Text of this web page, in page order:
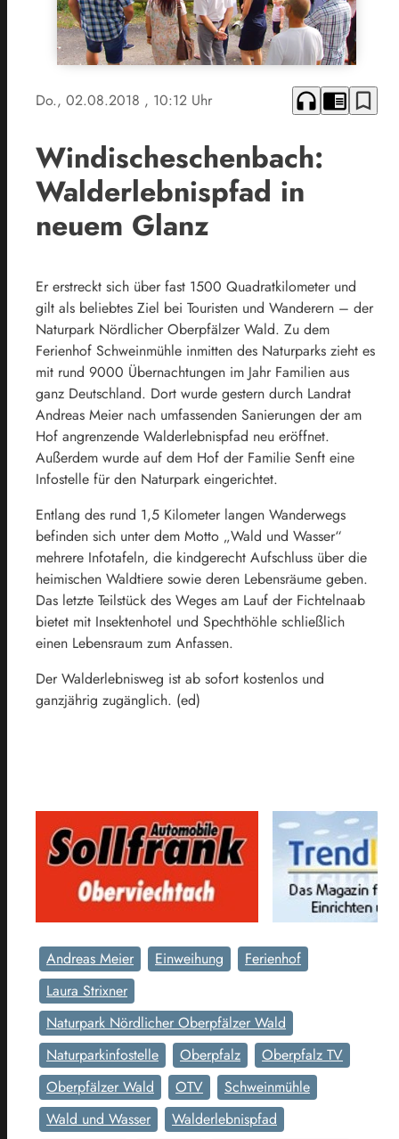
Do., 02.08.2018 , 10:12 Uhr headphones chrome_reader_mode bookmark_border
Windischeschenbach:
Walderlebnispfad in
neuem Glanz
Er erstreckt sich über fast 1500 Quadratkilometer und
gilt als beliebtes Ziel bei Touristen und Wanderern – der
Naturpark Nördlicher Oberpfälzer Wald. Zu dem
Ferienhof Schweinmühle inmitten des Naturparks zieht es
mit rund 9000 Übernachtungen im Jahr Familien aus
ganz Deutschland. Dort wurde gestern durch Landrat
Andreas Meier nach umfassenden Sanierungen der am
Hof angrenzende Walderlebnispfad neu eröffnet.
Außerdem wurde auf dem Hof der Familie Senft eine
Infostelle für den Naturpark eingerichtet.
Entlang des rund 1,5 Kilometer langen Wanderwegs
befinden sich unter dem Motto „Wald und Wasser“
mehrere Infotafeln, die kindgerecht Aufschluss über die
heimischen Waldtiere sowie deren Lebensräume geben.
Das letzte Teilstück des Weges am Lauf der Fichtelnaab
bietet mit Insektenhotel und Spechthöhle schließlich
einen Lebensraum zum Anfassen.
Der Walderlebnisweg ist ab sofort kostenlos und
ganzjährig zugänglich. (ed)
Andreas Meier Einweihung
Ferienhof
Laura Strixner
Naturpark Nördlicher Oberpfälzer Wald
Naturparkinfostelle
Oberpfalz
Oberpfalz TV
Oberpfälzer Wald
OTV
Schweinmühle
Wald und Wasser
Walderlebnispfad